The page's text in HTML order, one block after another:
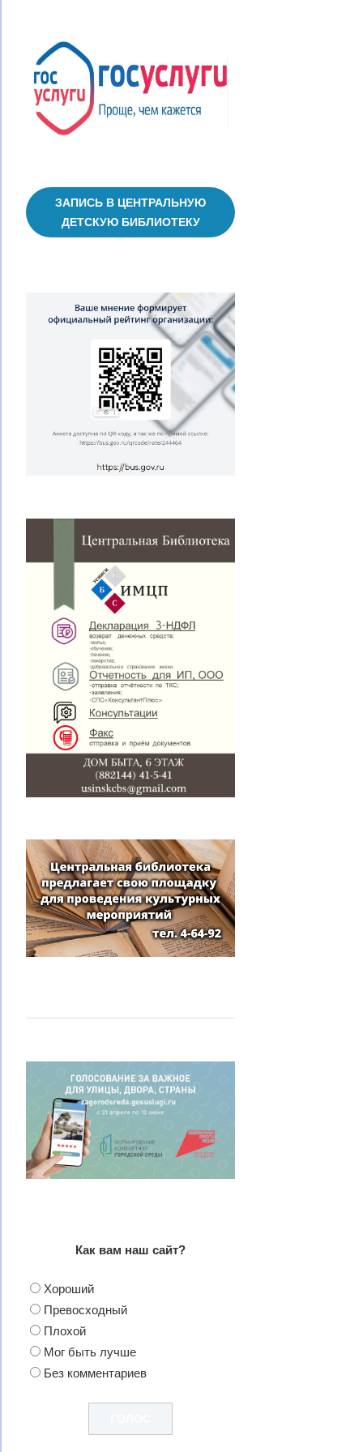
ЗАПИСЬ В ЦЕНТРАЛЬНУЮ
ДЕТСКУЮ БИБЛИОТЕКУ
Как вам наш сайт?
Хороший
Превосходный
Плохой
Мог быть лучше
Без комментариев